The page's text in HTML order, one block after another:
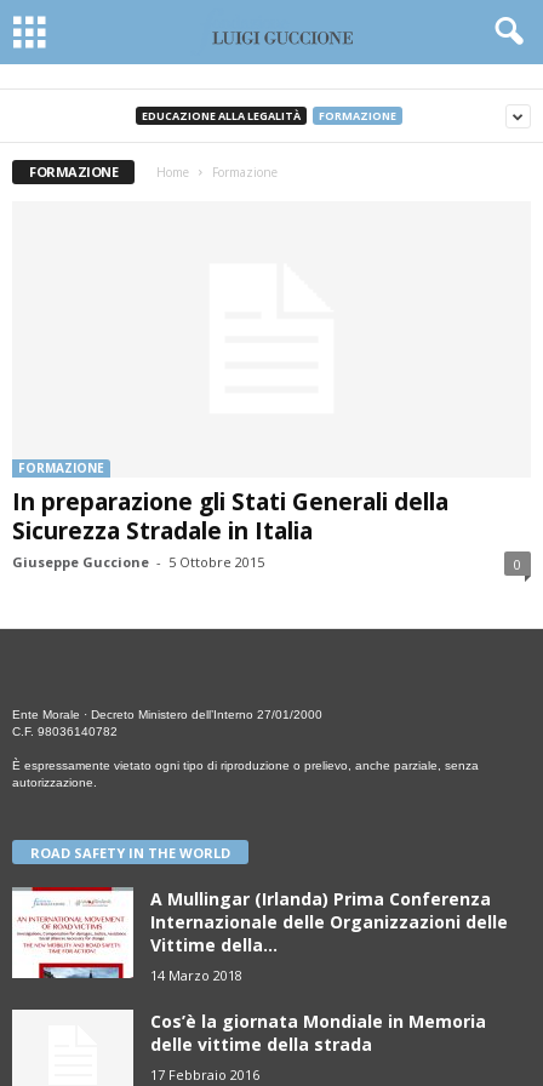
EDUCAZIONE ALLA LEGALITÀ FORMAZIONE
FORMAZIONE Home Formazione
FORMAZIONE
In preparazione gli Stati Generali della
Sicurezza Stradale in Italia
Giuseppe Guccione - 5 Ottobre 2015 0
Ente Morale · Decreto Ministero dell’Interno 27/01/2000
C.F. 98036140782
È espressamente vietato ogni tipo di riproduzione o prelievo, anche parziale, senza
autorizzazione.
ROAD SAFETY IN THE WORLD
A Mullingar (Irlanda) Prima Conferenza
Internazionale delle Organizzazioni delle
Vittime della...
14 Marzo 2018
Cos’è la giornata Mondiale in Memoria
delle vittime della strada
17 Febbraio 2016